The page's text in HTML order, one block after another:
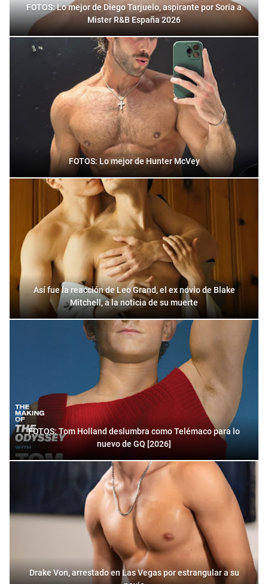
FOTOS: Lo mejor de Diego Tarjuelo, aspirante por Soria a
Mister R&B España 2026
FOTOS: Lo mejor de Hunter McVey
Así fue la reacción de Leo Grand, el ex novio de Blake
Mitchell, a la noticia de su muerte
FOTOS: Tom Holland deslumbra como Telémaco para lo
nuevo de GQ [2026]
Drake Von, arrestado en Las Vegas por estrangular a su